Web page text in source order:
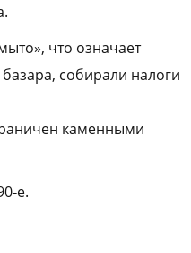
что означает
собирали налоги
каменными